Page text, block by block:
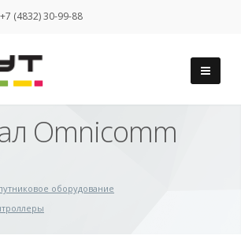
+7 (4832) 30-99-88
Omnicomm
оборудование